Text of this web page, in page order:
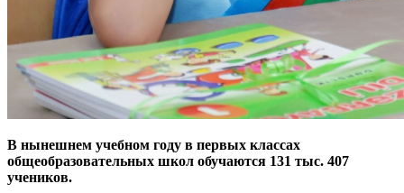
В нынешнем учебном году в первых классах
общеобразовательных школ обучаются 131 тыс. 407
учеников.